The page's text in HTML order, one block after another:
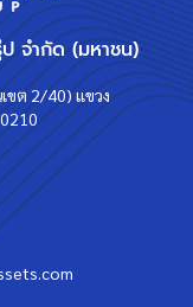
จำกัด (มหาชน)
ขต 2/40) แขวง